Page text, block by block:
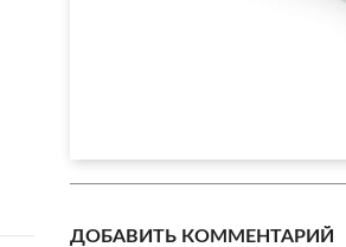
ДОБАВИТЬ КОММЕНТАРИЙ